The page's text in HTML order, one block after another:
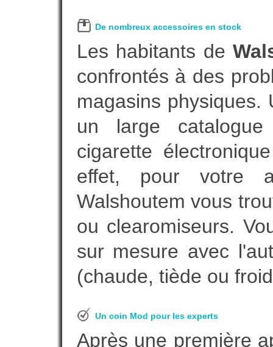
De nombreux accessoires en stock
Les habitants de
confrontés à des
magasins
un large catalogue
cigarette
effet, pour votre
Walshoutem vous
ou clearomiseurs.
sur mesure avec
(chaude, tiède ou
Un coin Mod pour les experts
Après une première